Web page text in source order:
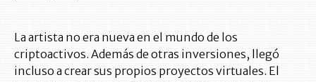
La artista no era nueva en el mundo de los
criptoactivos. Además de otras inversiones, llegó
incluso a crear sus propios proyectos virtuales. El